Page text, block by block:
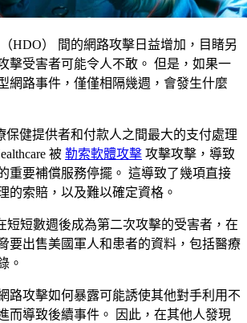
HDO） 間的網路攻擊日益增加，目睹另
擊受害者可能令人不敢。 但是，如果一
網路事件，僅僅相隔幾週，會發生什麼
保健提供者和付款人之間最大的支付處理
被 勒索軟體攻擊 攻擊攻擊，導致
重要補償服務停擺。 這導致了幾項直接
的索賠，以及難以確定資格。
短短數週後成為第二次攻擊的受害者，在
要出售美國軍人和患者的資料，包括醫療
。
路攻擊如何暴露可能誘使其他對手利用不
而導致後續事件。 因此，在其他人發現